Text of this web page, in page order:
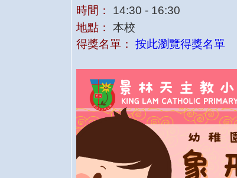
時間： 14:30 - 16:30
地點： 本校
得獎名單：
按此瀏覽得獎名單